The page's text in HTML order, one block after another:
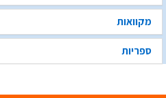
מקוואות
ספריות